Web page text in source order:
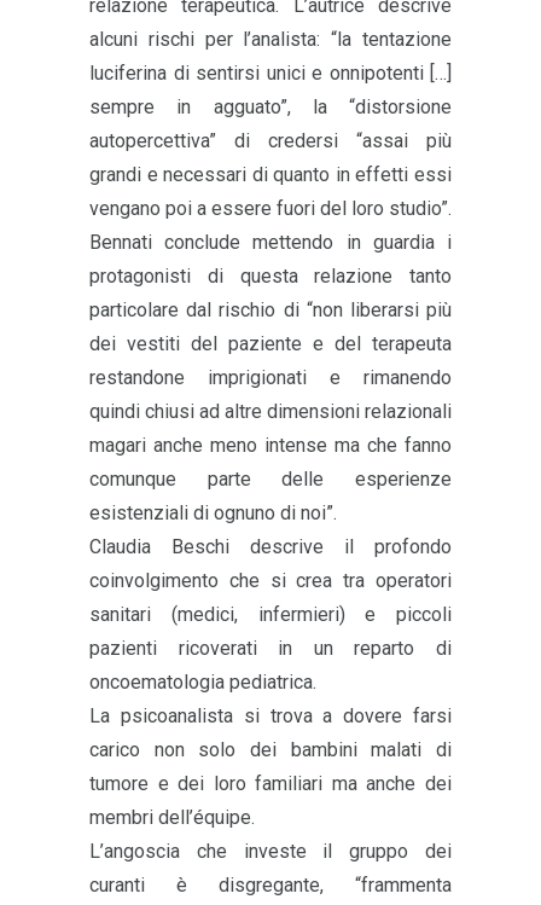
relazione terapeutica. L’autrice descrive
alcuni rischi per l’analista: “la tentazione
luciferina di sentirsi unici e onnipotenti […]
sempre in agguato”, la “distorsione
autopercettiva” di credersi “assai più
grandi e necessari di quanto in effetti essi
vengano poi a essere fuori del loro studio”.
Bennati conclude mettendo in guardia i
protagonisti di questa relazione tanto
particolare dal rischio di “non liberarsi più
dei vestiti del paziente e del terapeuta
restandone imprigionati e rimanendo
quindi chiusi ad altre dimensioni relazionali
magari anche meno intense ma che fanno
comunque parte delle esperienze
esistenziali di ognuno di noi”.
Claudia Beschi descrive il profondo
coinvolgimento che si crea tra operatori
sanitari (medici, infermieri) e piccoli
pazienti ricoverati in un reparto di
oncoematologia pediatrica.
La psicoanalista si trova a dovere farsi
carico non solo dei bambini malati di
tumore e dei loro familiari ma anche dei
membri dell’équipe.
L’angoscia che investe il gruppo dei
curanti è disgregante, “frammenta